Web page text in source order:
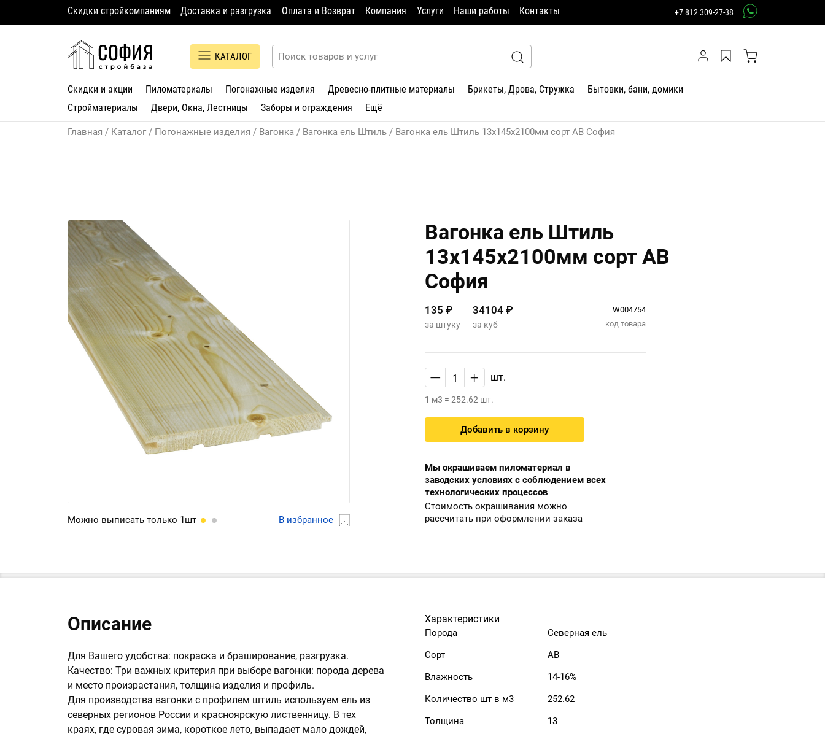
Скидки стройкомпаниям Доставка и разгрузка Оплата и Возврат Компания Услуги Наши работы Контакты +7 812 309-27-38
КАТАЛОГ
Скидки и акции Пиломатериалы Погонажные изделия Древесно-плитные материалы Брикеты, Дрова, Стружка
Бытовки, бани, домики
Стройматериалы
Двери, Окна, Лестницы Заборы и ограждения Ещё
Главная Каталог Погонажные изделия Вагонка Вагонка ель Штиль Вагонка ель Штиль 13х145х2100мм сорт АВ София
Вагонка ель Штиль
13х145х2100мм сорт АВ
София
Можно выписать только 1шт В избранное
135 ₽ 34104 ₽ W004754
за штуку за куб код товара
— + шт.
1 м3 = 252.62 шт.
Добавить в корзину
Мы окрашиваем пиломатериал в
заводских условиях с соблюдением всех
технологических процессов
Стоимость окрашивания можно
рассчитать при оформлении заказа
Описание
Для Вашего удобства: покраска и браширование, разгрузка.
Качество: Три важных критерия при выборе вагонки: порода дерева
и место произрастания, толщина изделия и профиль.
Для производства вагонки с профилем штиль используем ель из
северных регионов России и красноярскую лиственницу. В тех
краях, где суровая зима, короткое лето, выпадает мало дождей,
Характеристики
Порода
Северная ель
Сорт
АВ
Влажность
14-16%
Количество шт в м3
252.62
Толщина
13